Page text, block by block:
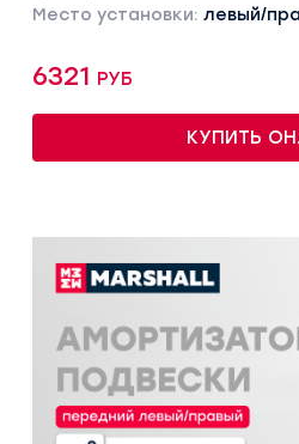
Место установки: левый/
6321 руб
КУПИТЬ